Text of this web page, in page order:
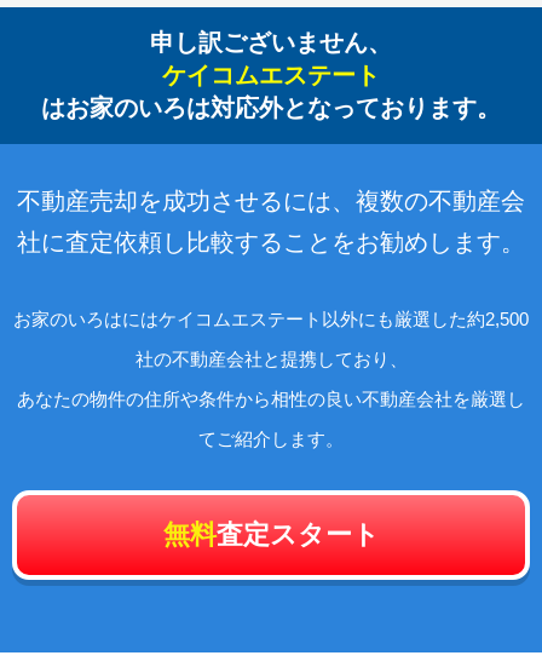
申し訳ございません、
ケイコムエステート
はお家のいろは対応外となっております。
不動産売却を成功させるには、複数の不動産会
社に査定依頼し比較することをお勧めします。
お家のいろはにはケイコムエステート以外にも厳選した約2,500
社の不動産会社と提携しており、
あなたの物件の住所や条件から相性の良い不動産会社を厳選し
てご紹介します。
無料査定スタート